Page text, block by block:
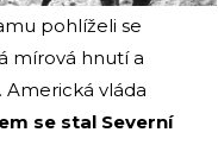
pohlíželi se
mírová hnutí a
Americká vláda
se stal Severní